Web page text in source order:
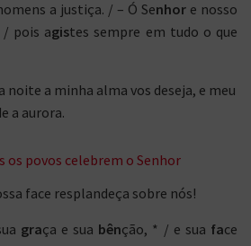
a justiça. / – Ó Senhor e nosso
/ pois agistes sempre em tudo o que
noite a minha alma vos deseja, e meu
a aurora.
os povos celebrem o Senhor
face resplandeça sobre nós!
graça e sua bênção, * / e sua face